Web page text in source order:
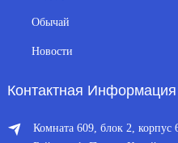
Обычай
Новости
Контактная Информация
Комната 609, блок 2,